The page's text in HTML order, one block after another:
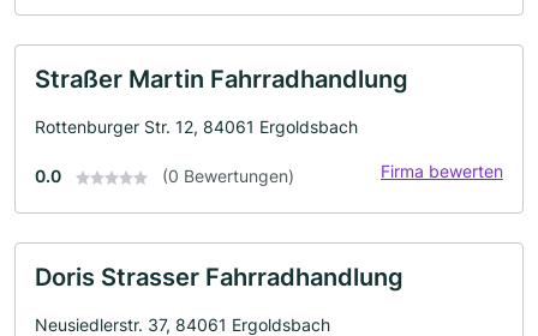
Straßer Martin Fahrradhandlung
Rottenburger Str. 12, 84061 Ergoldsbach
0.0 (0 Bewertungen) Firma bewerten
Doris Strasser Fahrradhandlung
Neusiedlerstr. 37, 84061 Ergoldsbach